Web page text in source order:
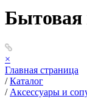
×
Главная страница
/ Каталог
/ Аксессуары и